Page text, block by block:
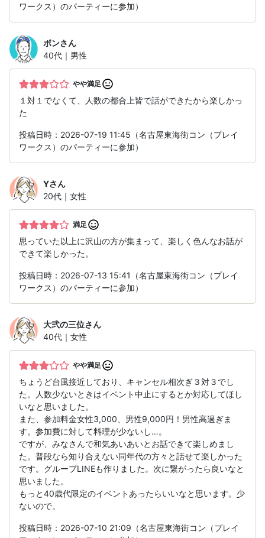
ワークス）のパーティーに参加）
ボンさん
40代｜男性
やや満足
１対１でなくて、人数の都合上皆で話ができたから楽しかっ
た
投稿日時：2026-07-19 11:45（名古屋東海街コン（プレイ
ワークス）のパーティーに参加）
Yさん
20代｜女性
満足
思っていた以上に沢山の方が集まって、楽しく色んなお話が
できて楽しかった。
投稿日時：2026-07-13 15:41（名古屋東海街コン（プレイ
ワークス）のパーティーに参加）
大弐の三位さん
40代｜女性
やや満足
ちょうど台風接近しており、キャンセル相次ぎ３対３でし
た。人数少ないときはイベント中止にするとか対応してほし
いなと思いました。
また、参加料金女性3,000、男性9,000円！男性高過ぎま
す。参加費に対して料理が少ないし…。
ですが、みなさんで和気あいあいとお話できて楽しめまし
た。普段なら知り合えない同年代の方々と話せて楽しかった
です。グループLINEも作りました。次に繋がったら良いなと
思いました。
もっと40歳代限定のイベントあったらいいなと思います。少
ないので。
投稿日時：2026-07-10 21:09（名古屋東海街コン（プレイ